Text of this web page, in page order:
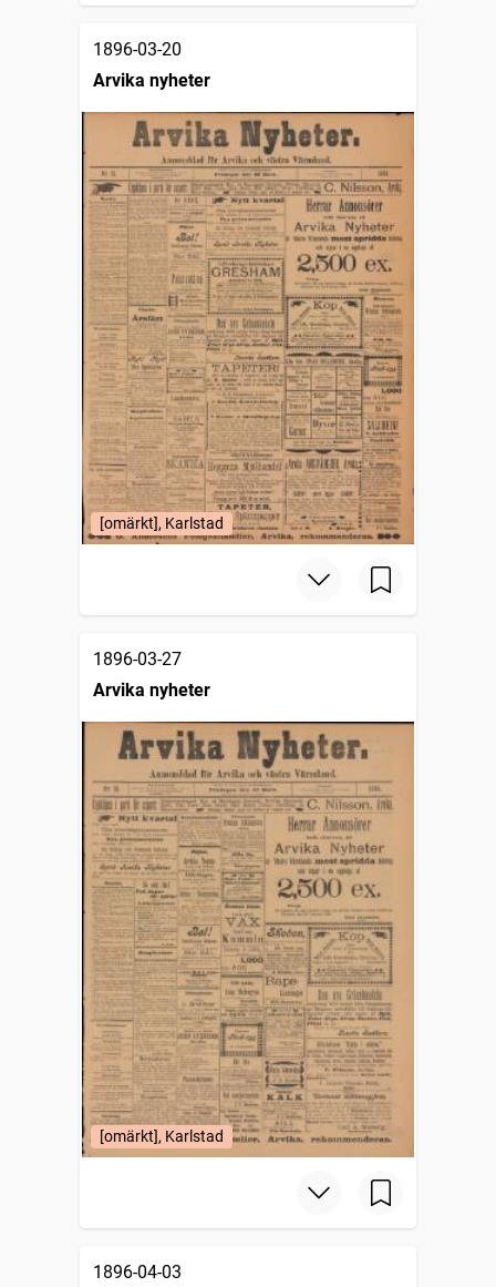
1896-03-20
Arvika nyheter
[omärkt], Karlstad
1896-03-27
Arvika nyheter
[omärkt], Karlstad
1896-04-03